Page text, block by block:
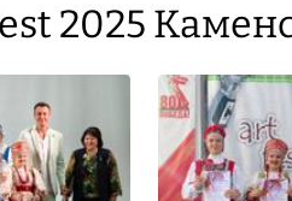
2025